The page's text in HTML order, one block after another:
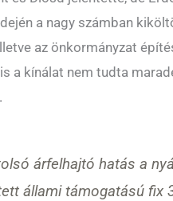
a nagy számban
az önkormányzat
a kínálat nem tudta
árfelhajtó hatás a
állami támogatású fix